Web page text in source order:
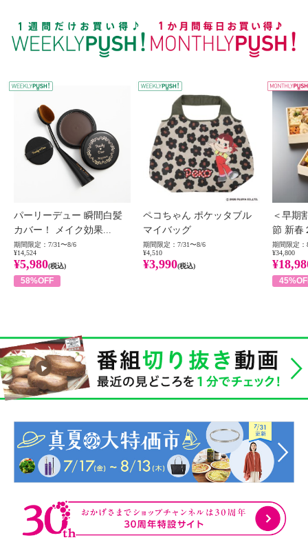
WEEKLY PUSH
パーリーデュー 瞬間白髪
カバー！ メイク効果...
期間限定：7/31〜8/6
¥14,524
¥5,980(税込)
58%OFF
ペコちゃん ポケッタブル
マイバッグ
期間限定：7/31〜8/6
¥4,510
¥3,990(税込)
＜早期
節 新春
期間限定：
¥34,800